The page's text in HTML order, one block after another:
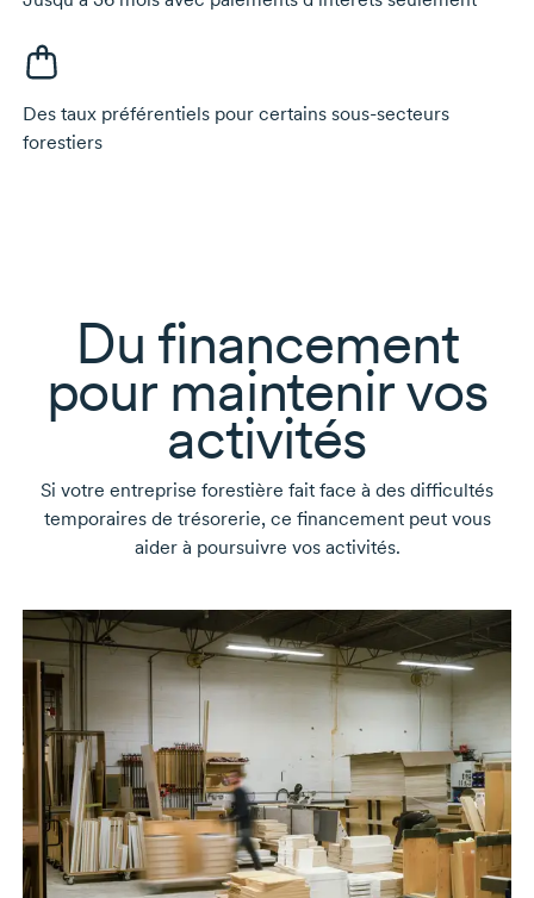
Des taux préférentiels pour certains sous-secteurs
forestiers
Du financement
pour maintenir vos
activités
Si votre entreprise forestière fait face à des difficultés
temporaires de trésorerie, ce financement peut vous
aider à poursuivre vos activités.